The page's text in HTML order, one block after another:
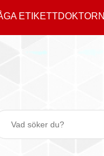
ETIKETTDOKTORN